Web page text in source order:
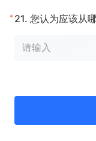
* 21. 您认为应该从